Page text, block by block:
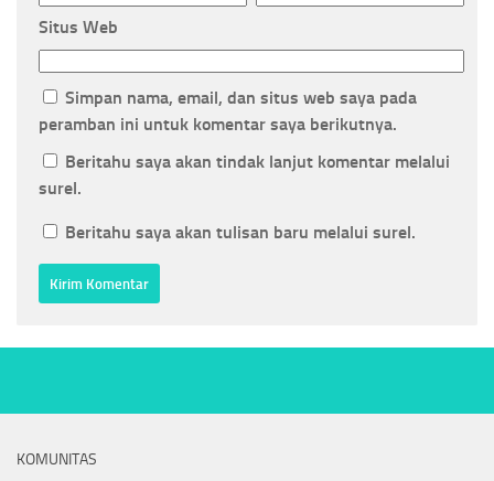
Situs Web
Simpan nama, email, dan situs web saya pada
peramban ini untuk komentar saya berikutnya.
Beritahu saya akan tindak lanjut komentar melalui
surel.
Beritahu saya akan tulisan baru melalui surel.
KOMUNITAS